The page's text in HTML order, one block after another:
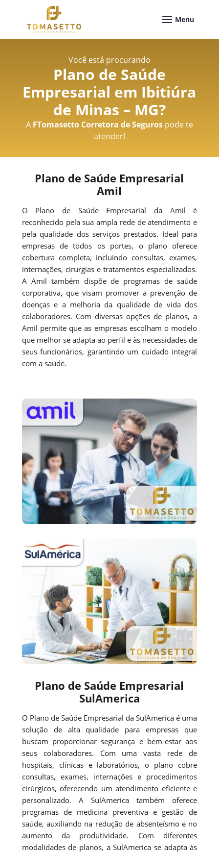
Você está procurando
Plano de Saúde
Empresarial em Ibitiúra
de Minas – MG?
A FTomasetto Corretora de Segurospode te
atender!
Plano de Saúde Empresarial
Amil
O Plano de Saúde Empresarial da Amil é
reconhecido pela sua ampla rede de atendimento e
pela qualidade dos serviços prestados. Ideal para
empresas de todos os portes, o plano oferece
cobertura completa, incluindo consultas, exames,
internações, cirurgias e tratamentos especializados.
A Amil também dispõe de programas de saúde
corporativa, que visam promover a prevenção de
doenças e a melhoria da qualidade de vida dos
colaboradores. Com diversas opções de planos, a
Amil permite que as empresas escolham o modelo
que melhor se adapta ao perfil e às necessidades de
seus funcionários, garantindo um cuidado integral
com a saúde.
Plano de Saúde Empresarial
SulAmerica
O Plano de Saúde Empresarial da SulAmerica é uma
solução de alta qualidade para empresas que
buscam proporcionar segurança e bem-estar aos
seus colaboradores. Com uma vasta rede de
hospitais, clínicas e laboratórios, o plano cobre
consultas, exames, internações e procedimentos
cirúrgicos, oferecendo um atendimento eficiente e
personalizado. A SulAmerica também oferece
programas de medicina preventiva e gestão de
saúde, auxiliando na redução de absenteísmo e no
aumento da produtividade. Com diferentes
modalidades de planos, a SulAmerica se adapta às